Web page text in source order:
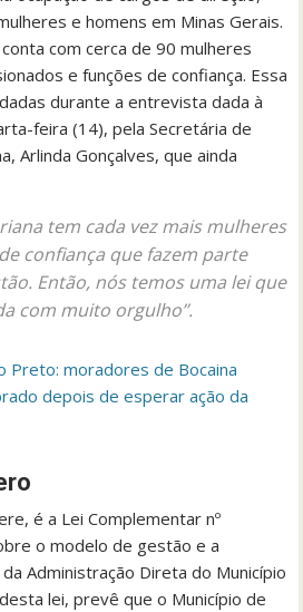
e homens em Minas Gerais.
com cerca de 90 mulheres
e funções de confiança. Essa
durante a entrevista dada à
feira (14), pela Secretária de
Arlinda Gonçalves, que ainda
tem cada vez mais mulheres
confiança que fazem parte
Então, nós temos uma lei que
com muito orgulho’’.
Preto: moradores de Bocaina
depois de esperar ação da
é a Lei Complementar nº
o modelo de gestão e a
Administração Direta do Município
lei, prevê que o Município de